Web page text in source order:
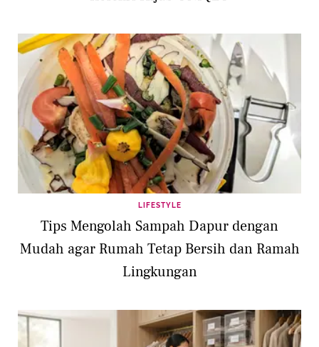
LIFESTYLE
Tips Mengolah Sampah Dapur dengan
Mudah agar Rumah Tetap Bersih dan Ramah
Lingkungan